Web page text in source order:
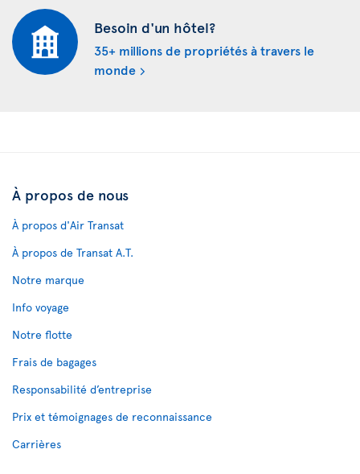
Besoin d'un hôtel?
35+ millions de propriétés à travers le
monde
À propos de nous
À propos d'Air Transat
À propos de Transat A.T.
Notre marque
Info voyage
Notre flotte
Frais de bagages
Responsabilité d’entreprise
Prix et témoignages de reconnaissance
Carrières